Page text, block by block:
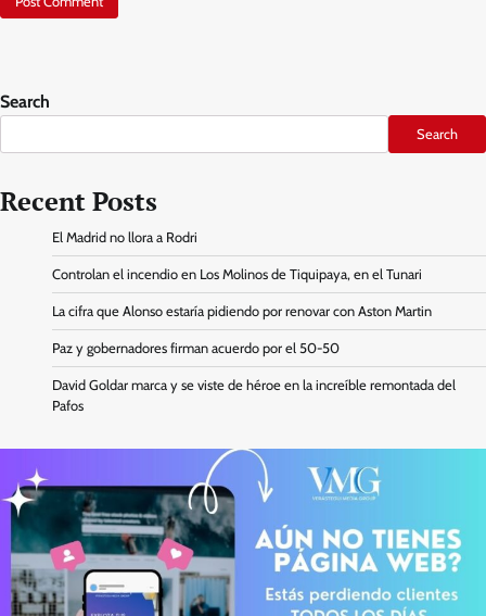
Search
Search
Recent Posts
El Madrid no llora a Rodri
Controlan el incendio en Los Molinos de Tiquipaya, en el Tunari
La cifra que Alonso estaría pidiendo por renovar con Aston Martin
Paz y gobernadores firman acuerdo por el 50-50
David Goldar marca y se viste de héroe en la increíble remontada del
Pafos